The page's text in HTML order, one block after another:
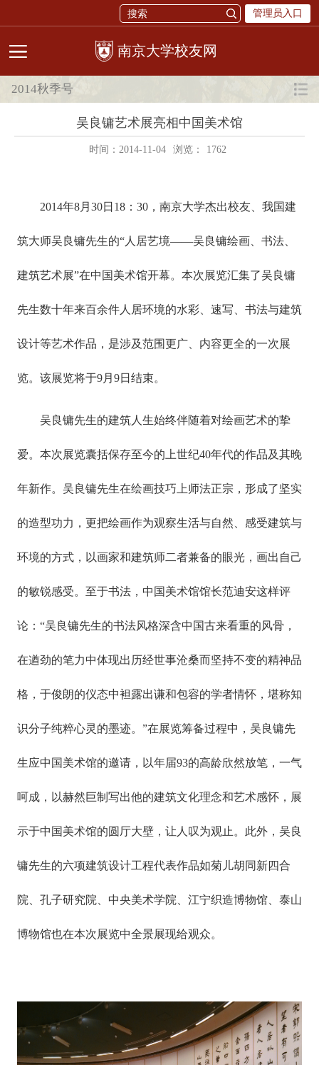
管理员入口
校友网
2014秋季号
吴良镛艺术展亮相中国美术馆
时间：2014-11-04 浏览： 1762
2014年8月30日18：30，南京大学杰出校友、我国建
筑大师吴良镛先生的“人居艺境——吴良镛绘画、书法、
建筑艺术展”在中国美术馆开幕。本次展览汇集了吴良镛
先生数十年来百余件人居环境的水彩、速写、书法与建筑
设计等艺术作品，是涉及范围更广、内容更全的一次展
览。该展览将于9月9日结束。
吴良镛先生的建筑人生始终伴随着对绘画艺术的挚
爱。本次展览囊括保存至今的上世纪40年代的作品及其晚
年新作。吴良镛先生在绘画技巧上师法正宗，形成了坚实
的造型功力，更把绘画作为观察生活与自然、感受建筑与
环境的方式，以画家和建筑师二者兼备的眼光，画出自己
的敏锐感受。至于书法，中国美术馆馆长范迪安这样评
论：“吴良镛先生的书法风格深含中国古来看重的风骨，
在遒劲的笔力中体现出历经世事沧桑而坚持不变的精神品
格，于俊朗的仪态中袒露出谦和包容的学者情怀，堪称知
识分子纯粹心灵的墨迹。”在展览筹备过程中，吴良镛先
生应中国美术馆的邀请，以年届93的高龄欣然放笔，一气
呵成，以赫然巨制写出他的建筑文化理念和艺术感怀，展
示于中国美术馆的圆厅大壁，让人叹为观止。此外，吴良
镛先生的六项建筑设计工程代表作品如菊儿胡同新四合
院、孔子研究院、中央美术学院、江宁织造博物馆、泰山
博物馆也在本次展览中全景展现给观众。